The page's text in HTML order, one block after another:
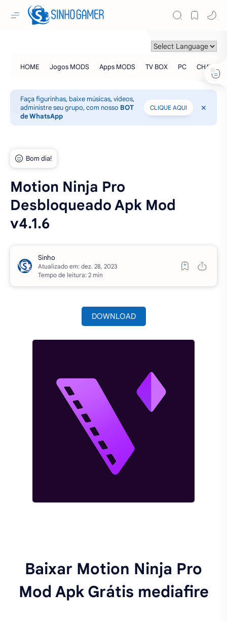
Faça figurinhas, baixe músicas, vídeos,
administre seu grupo, com nosso BOT
de WhatsApp
CLIQUE AQUI
Motion Ninja Pro
Desbloqueado Apk Mod
v4.1.6
Atualizado em:
Tempo de leitura: 2 min
DOWNLOAD
Baixar Motion Ninja Pro
Mod Apk Grátis mediafire